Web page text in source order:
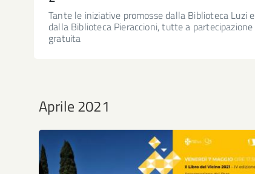
Tante le iniziative promosse dalla Biblioteca Luzi e
dalla Biblioteca Pieraccioni, tutte a partecipazione
gratuita
Aprile 2021